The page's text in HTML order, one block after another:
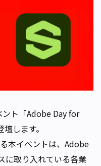
ト「Adobe Day for
します。
本イベントは、Adobe
に取り入れている各業